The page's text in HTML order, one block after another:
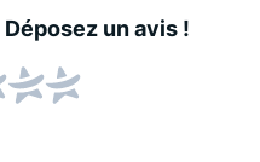
Déposez un avis !